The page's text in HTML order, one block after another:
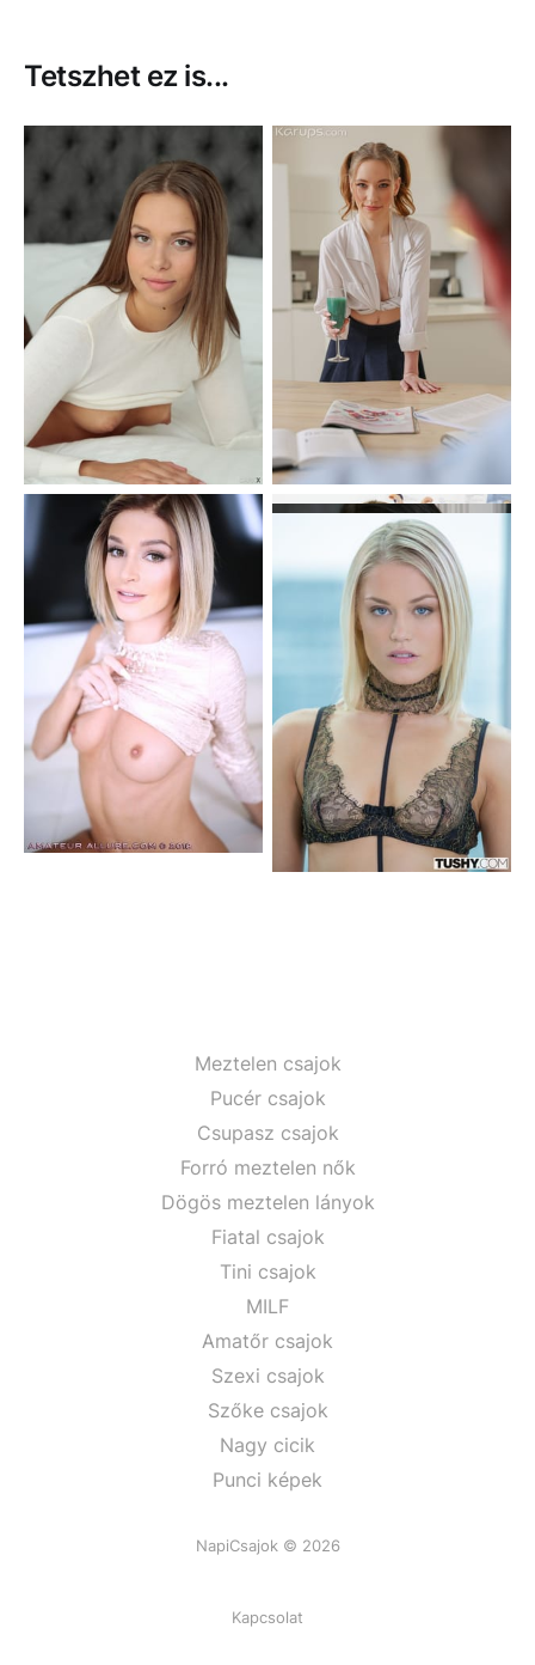
Tetszhet ez is...
Meztelen csajok
Pucér csajok
Csupasz csajok
Forró meztelen nők
Dögös meztelen lányok
Fiatal csajok
Tini csajok
MILF
Amatőr csajok
Szexi csajok
Szőke csajok
Nagy cicik
Punci képek
NapiCsajok © 2026
Kapcsolat